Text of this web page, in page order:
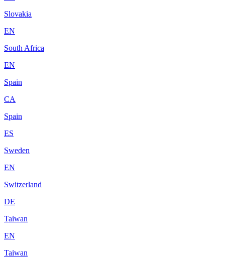
Slovakia
EN
South Africa
EN
Spain
CA
Spain
ES
Sweden
EN
Switzerland
DE
Taiwan
EN
Taiwan